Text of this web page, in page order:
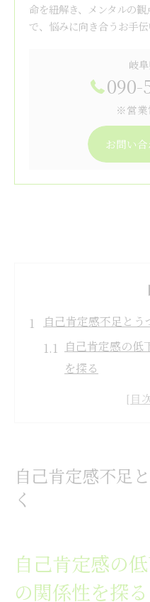
命を紐解き、メンタルの
で、悩みに向き合うお手伝
岐
090-
※営業
お問い
自己肯定感不足とう
自己肯定感の低
を探る
メンタルヘルス
過去の失敗体験
理由
岐阜県の心の相談先
自己肯定感不足
く
自己肯定感の
の関係性を探る